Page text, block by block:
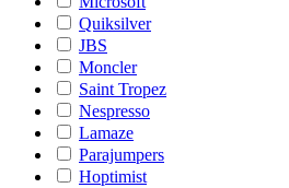
Quiksilver
JBS
Moncler
Saint Tropez
Nespresso
Lamaze
Parajumpers
Hoptimist